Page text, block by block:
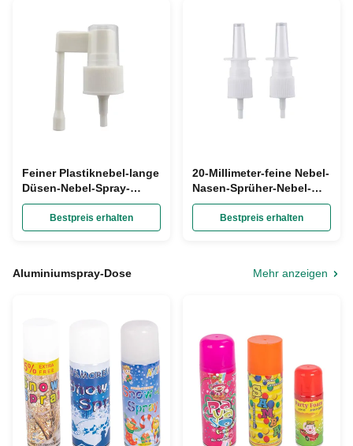
Feiner Plastiknebel-lange
Düsen-Nebel-Spray-
Pumpe 18Mm für Medizin-
nasalen Sprüher
Bestpreis erhalten
20-Millimeter-feine Nebel-
Nasen-Sprüher-Nebel-
Spray-Pumpen-nasaler
Pumpen-Sprüher für
Medizin
Bestpreis erhalten
Aluminiumspray-Dose Mehr anzeigen